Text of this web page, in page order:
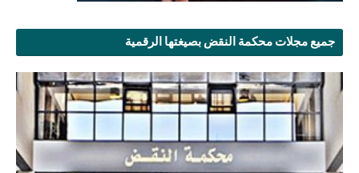
جميع مجلات محكمة النقض بصيغتها الرقمية